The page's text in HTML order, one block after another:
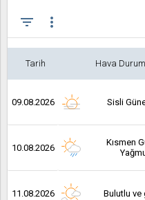
filter_list more_vert
Tarih Hava
09.08.2026 Sisli
10.08.2026
Kısmen
11.08.2026 Bulutlu ve